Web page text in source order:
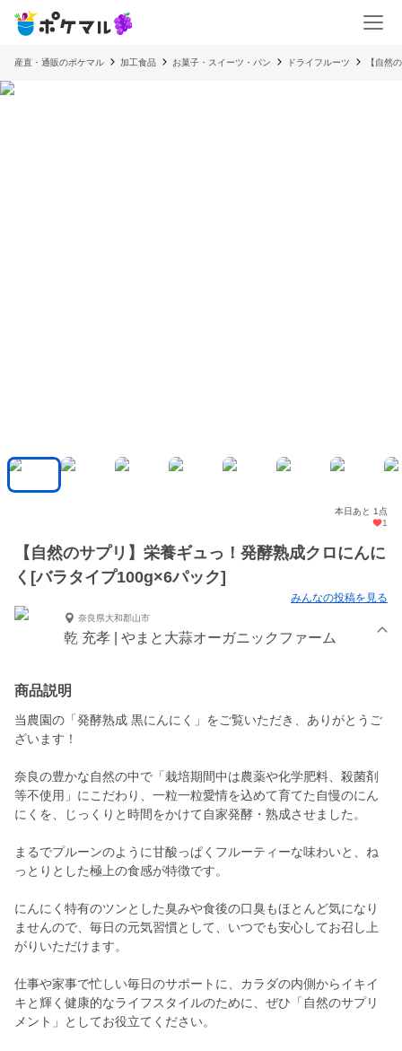
産直・通販のポケマル 加工食品 お菓子・スイーツ・パン ドライフルーツ 【自然
本日あと 1点
1
【自然のサプリ】栄養ギュっ！発酵熟成クロにんに
く[バラタイプ100g×6パック]
みんなの投稿を見る
奈良県大和郡山市
乾 充孝 | やまと大蒜オーガニックファーム
商品説明
当農園の「発酵熟成 黒にんにく」をご覧いただき、ありがとうご
ざいます！
奈良の豊かな自然の中で「栽培期間中は農薬や化学肥料、殺菌剤
等不使用」にこだわり、一粒一粒愛情を込めて育てた自慢のにん
にくを、じっくりと時間をかけて自家発酵・熟成させました。
まるでプルーンのように甘酸っぱくフルーティーな味わいと、ね
っとりとした極上の食感が特徴です。
にんにく特有のツンとした臭みや食後の口臭もほとんど気になり
ませんので、毎日の元気習慣として、いつでも安心してお召し上
がりいただけます。
仕事や家事で忙しい毎日のサポートに、カラダの内側からイキイ
キと輝く健康的なライフスタイルのために、ぜひ「自然のサプリ
メント」としてお役立てください。